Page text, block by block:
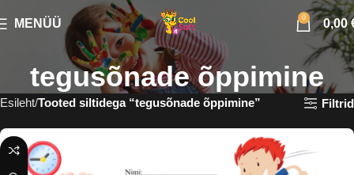
MENÜÜ 0 0,00
tegusõnade õppimine
Esileht Tooted siltidega “tegusõnade õppimine” Filtrid